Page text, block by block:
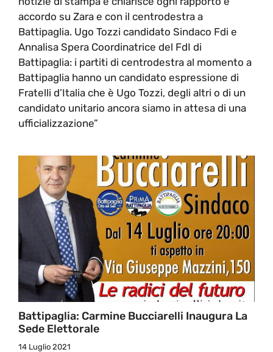
accordo su Zara e con il centrodestra a
Battipaglia. Ugo Tozzi candidato Sindaco Fdi e
Annalisa Spera Coordinatrice del FdI di
Battipaglia: i partiti di centrodestra al momento a
Battipaglia hanno un candidato espressione di
Fratelli d’Italia che è Ugo Tozzi, degli altri o di un
candidato unitario ancora siamo in attesa di una
ufficializzazione”
Battipaglia: Carmine Bucciarelli Inaugura La
Sede Elettorale
14 Luglio 2021